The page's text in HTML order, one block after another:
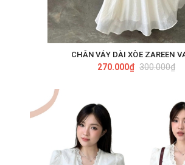
CHÂN VÁY DÀI XÒE ZAREEN
270.000₫ 300.000₫